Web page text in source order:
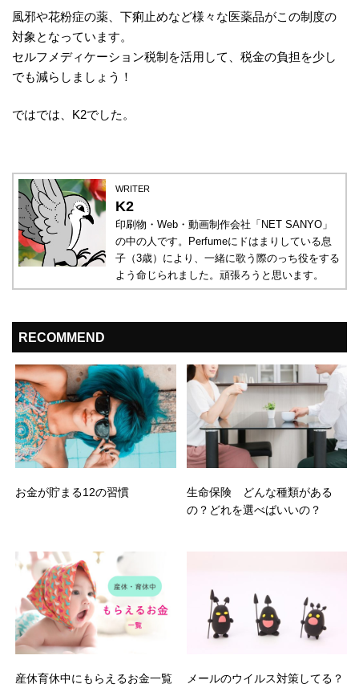
風邪や花粉症の薬、下痢止めなど様々な医薬品がこの制度の
対象となっています。
セルフメディケーション税制を活用して、税金の負担を少し
でも減らしましょう！
ではでは、K2でした。
WRITER
K2
印刷物・Web・動画制作会社「NET SANYO」
の中の人です。Perfumeにドはまりしている息
子（3歳）により、一緒に歌う際のっち役をする
よう命じられました。頑張ろうと思います。
RECOMMEND
お金が貯まる12の習慣
生命保険 どんな種類がある
の？どれを選べばいいの？
産休育休中にもらえるお金一覧
メールのウイルス対策してる？